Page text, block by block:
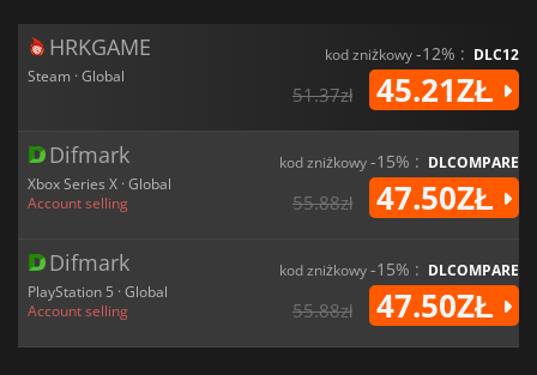
HRKGAME
Steam · Global
kod zniżkowy-12% : DLC12
51.37zł 45.21ZŁ
Difmark
Xbox Series X · Global
Account selling
kod zniżkowy-15% : DLCOMPARE
55.88zł 47.50ZŁ
Difmark
PlayStation 5 · Global
Account selling
kod zniżkowy-15% : DLCOMPARE
55.88zł 47.50ZŁ